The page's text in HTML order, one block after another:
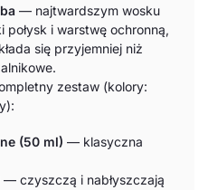
— najtwardszym wosku
połysk i warstwę ochronną,
się przyjemniej niż
zestaw (kolory:
(50 ml) — klasyczna
— czyszczą i nabłyszczają